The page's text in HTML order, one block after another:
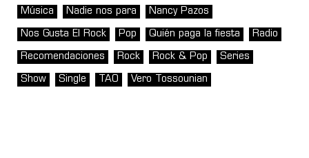
Música Nadie nos para Nancy Pazos
Nos Gusta El Rock Pop Quién paga la fiesta Radio
Recomendaciones Rock Rock & Pop Series
Show Single TAO Vero Tossounian